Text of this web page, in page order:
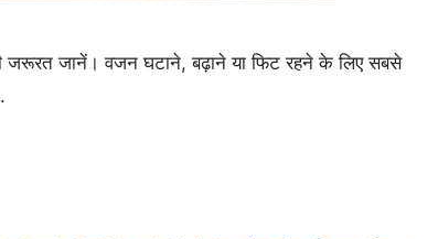
जानें। वजन घटाने, बढ़ाने या फिट रहने के लिए सबसे